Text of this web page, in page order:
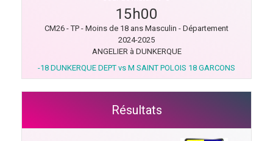
15h00
CM26 - TP - Moins de 18 ans Masculin - Département
2024-2025
ANGELIER à DUNKERQUE
-18 DUNKERQUE DEPT vs M SAINT POLOIS 18 GARCONS
Résultats